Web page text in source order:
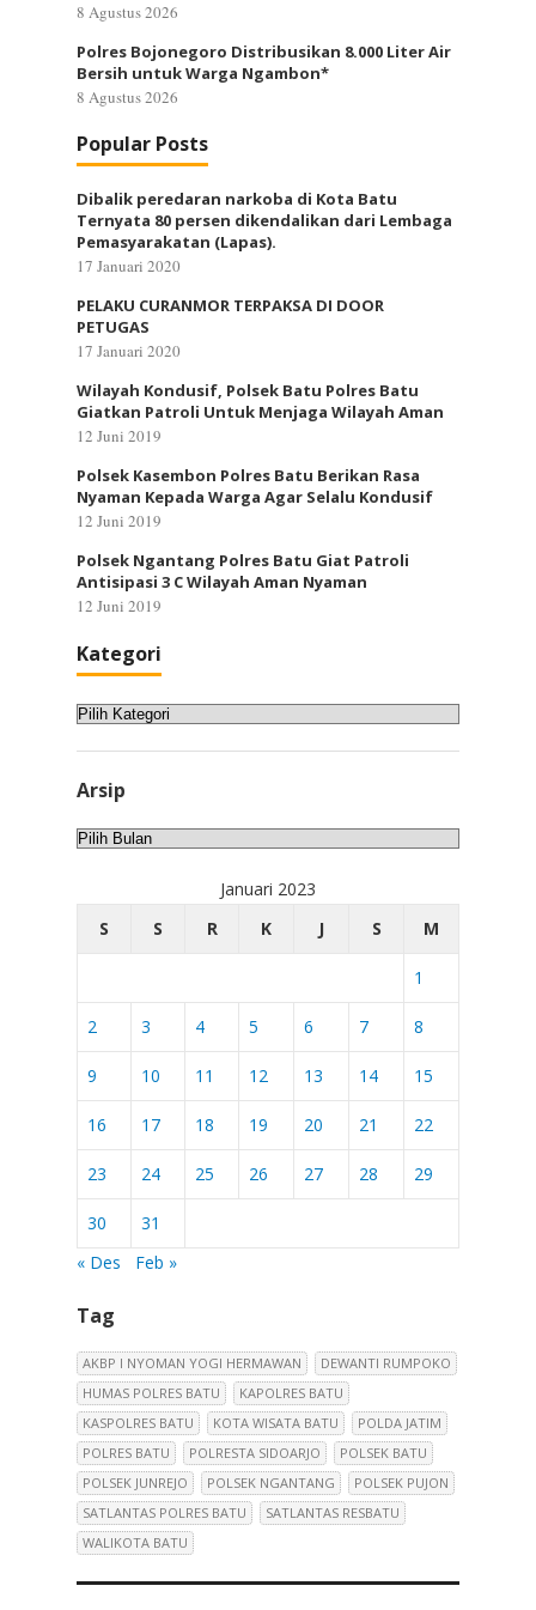
8 Agustus 2026
Polres Bojonegoro Distribusikan 8.000 Liter Air
Bersih untuk Warga Ngambon*
8 Agustus 2026
Popular Posts
Dibalik peredaran narkoba di Kota Batu
Ternyata 80 persen dikendalikan dari Lembaga
Pemasyarakatan (Lapas).
17 Januari 2020
PELAKU CURANMOR TERPAKSA DI DOOR
PETUGAS
17 Januari 2020
Wilayah Kondusif, Polsek Batu Polres Batu
Giatkan Patroli Untuk Menjaga Wilayah Aman
12 Juni 2019
Polsek Kasembon Polres Batu Berikan Rasa
Nyaman Kepada Warga Agar Selalu Kondusif
12 Juni 2019
Polsek Ngantang Polres Batu Giat Patroli
Antisipasi 3 C Wilayah Aman Nyaman
12 Juni 2019
Kategori
Kategori
Arsip
Arsip
Januari 2023
S
S R K J S M
1
2 3 4 5 6 7 8
9 10 11 12 13 14 15
16 17 18 19 20 21 22
23 24 25 26 27 28 29
30
31
« Des
Feb »
Tag
AKBP I NYOMAN YOGI HERMAWAN
DEWANTI RUMPOKO
HUMAS POLRES BATU
KAPOLRES BATU
KASPOLRES BATU
KOTA WISATA BATU
POLDA JATIM
POLRES BATU
POLRESTA SIDOARJO
POLSEK BATU
POLSEK JUNREJO
POLSEK NGANTANG
POLSEK PUJON
SATLANTAS POLRES BATU
SATLANTAS RESBATU
WALIKOTA BATU